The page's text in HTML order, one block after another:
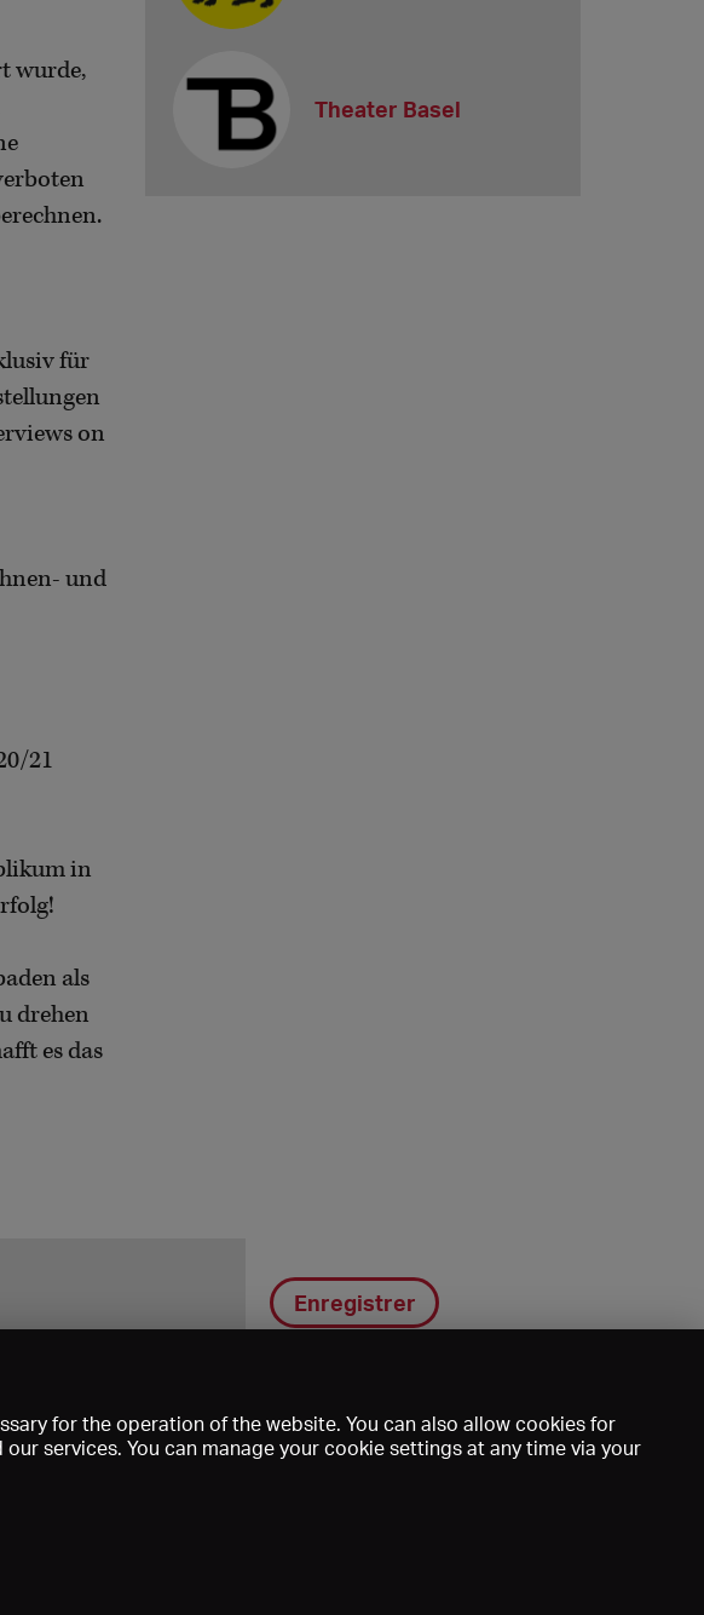
wurde,
für
on
und
21
in
als
drehen
es das
Theater Basel
Enregistrer
for the operation of the website. You can also allow cookies for
services. You can manage your cookie settings at any time via your